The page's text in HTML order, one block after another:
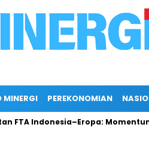
MINERGI PEREKONOMIAN
Indonesia–Eropa: Momentum